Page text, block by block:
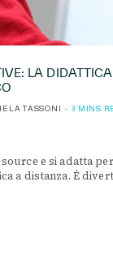
LA
TASSONI 3 MINS
e si adatta
a distanza. È